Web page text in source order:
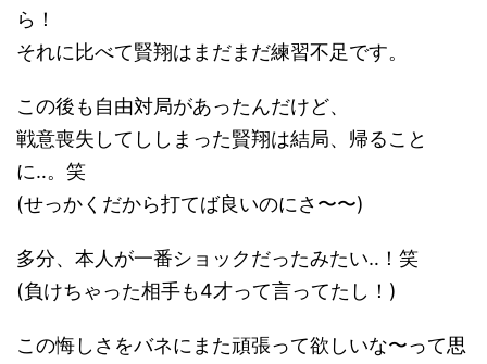
ら！
それに比べて賢翔はまだまだ練習不足です。
この後も自由対局があったんだけど、
戦意喪失してししまった賢翔は結局、帰ること
に‥。笑
(せっかくだから打てば良いのにさ〜〜)
多分、本人が一番ショックだったみたい‥！笑
(負けちゃった相手も4才って言ってたし！)
この悔しさをバネにまた頑張って欲しいな〜って思